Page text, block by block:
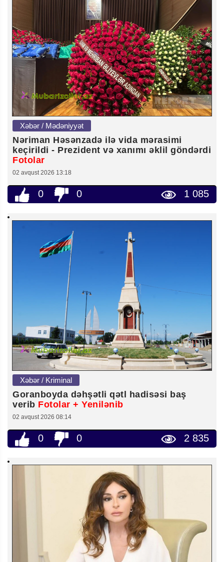
Xəbər / Mədəniyyət
Nəriman Həsənzadə ilə vida mərasimi
keçirildi - Prezident və xanımı əklil göndərdi
Fotolar
02 avqust 2026 13:18
0 0 1 085
Xəbər / Kriminal
Goranboyda dəhşətli qətl hadisəsi baş
verib Fotolar + Yenilənib
02 avqust 2026 08:14
0 0 2 835